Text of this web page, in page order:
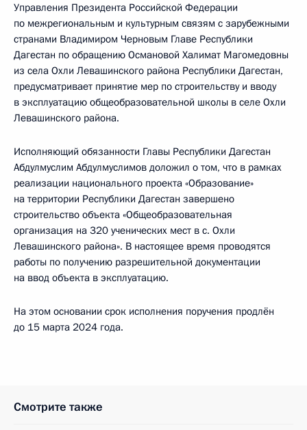
Управления Президента Российской Федерации
по межрегиональным и культурным связям с зарубежными
странами Владимиром Черновым Главе Республики
Дагестан по обращению Османовой Халимат Магомедовны
из села Охли Левашинского района Республики Дагестан,
предусматривает принятие мер по строительству и вводу
в эксплуатацию общеобразовательной школы в селе Охли
Левашинского района.
Исполняющий обязанности Главы Республики Дагестан
Абдулмуслим Абдулмуслимов доложил о том, что в рамках
реализации национального проекта «Образование»
на территории Республики Дагестан завершено
строительство объекта «Общеобразовательная
организация на 320 ученических мест в с. Охли
Левашинского района». В настоящее время проводятся
работы по получению разрешительной документации
на ввод объекта в эксплуатацию.
На этом основании срок исполнения поручения продлён
до 15 марта 2024 года.
Смотрите также